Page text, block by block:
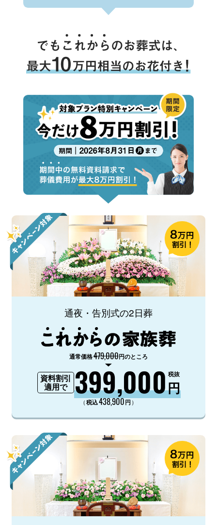
通夜・告別式の2日葬
通常価格479,000円のところ
資料割引
適用で
399,000円
税抜
（税込438,900円 ）